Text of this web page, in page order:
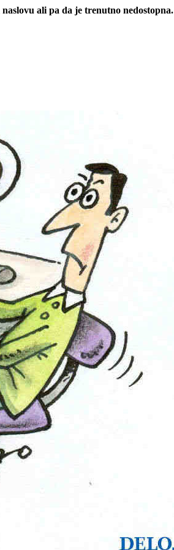
ali pa da je trenutno nedostopna.